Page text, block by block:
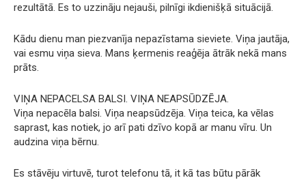
rezultātā. Es to uzzināju nejauši, pilnīgi ikdienišķā situācijā.
Kādu dienu man piezvanīja nepazīstama sieviete. Viņa jautāja,
vai esmu viņa sieva. Mans ķermenis reaģēja ātrāk nekā mans
prāts.
VIŅA NEPACELSA BALSI. VIŅA NEAPSŪDZĒJA.
Viņa nepacēla balsi. Viņa neapsūdzēja. Viņa teica, ka vēlas
saprast, kas notiek, jo arī pati dzīvo kopā ar manu vīru. Un
audzina viņa bērnu.
Es stāvēju virtuvē, turot telefonu tā, it kā tas būtu pārāk